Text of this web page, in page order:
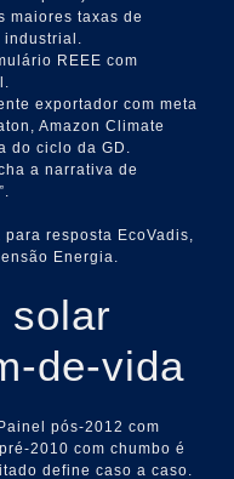
maiores taxas de
REEE com
exportador com meta
Amazon Climate
do ciclo da GD.
a narrativa de
resposta EcoVadis,
Energia.
de-vida
pós-2012 com
2010 com chumbo é
define caso a caso.